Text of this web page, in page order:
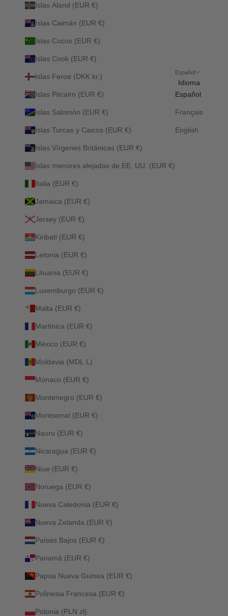
Islas Aland (EUR €)
Islas Caimán (EUR €)
Islas Cocos (EUR €)
Islas Cook (EUR €)
Islas Feroe (DKK kr.)
Islas Pitcairn (EUR €)
Islas Salomón (EUR €)
Islas Turcas y Caicos (EUR €)
Islas Vírgenes Británicas (EUR €)
Islas menores alejadas de EE. UU. (EUR €)
Italia (EUR €)
Jamaica (EUR €)
Jersey (EUR €)
Kiribati (EUR €)
Letonia (EUR €)
Lituania (EUR €)
Luxemburgo (EUR €)
Malta (EUR €)
Martinica (EUR €)
México (EUR €)
Moldavia (MDL L)
Mónaco (EUR €)
Montenegro (EUR €)
Montserrat (EUR €)
Nauru (EUR €)
Nicaragua (EUR €)
Niue (EUR €)
Noruega (EUR €)
Nueva Caledonia (EUR €)
Nueva Zelanda (EUR €)
Países Bajos (EUR €)
Panamá (EUR €)
Papúa Nueva Guinea (EUR €)
Polinesia Francesa (EUR €)
Polonia (PLN zł)
Español
Idioma
Español
Français
English